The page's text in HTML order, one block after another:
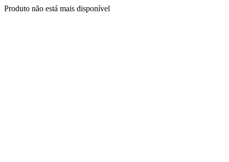
Produto não está mais disponível